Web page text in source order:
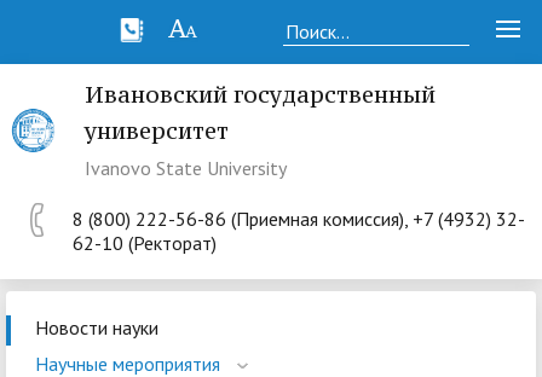
Ивановский государственный
университет
Ivanovo State University
8 (800) 222-56-86 (Приемная комиссия), +7 (4932) 32-
62-10 (Ректорат)
Новости науки
Научные мероприятия